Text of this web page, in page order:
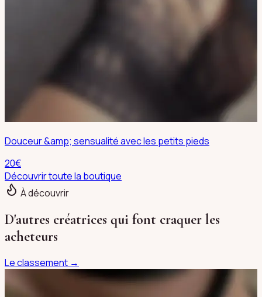
Douceur &amp; sensualité avec les petits pieds
20€
Découvrir toute la boutique
À découvrir
D'autres créatrices qui font craquer les
acheteurs
Le classement →